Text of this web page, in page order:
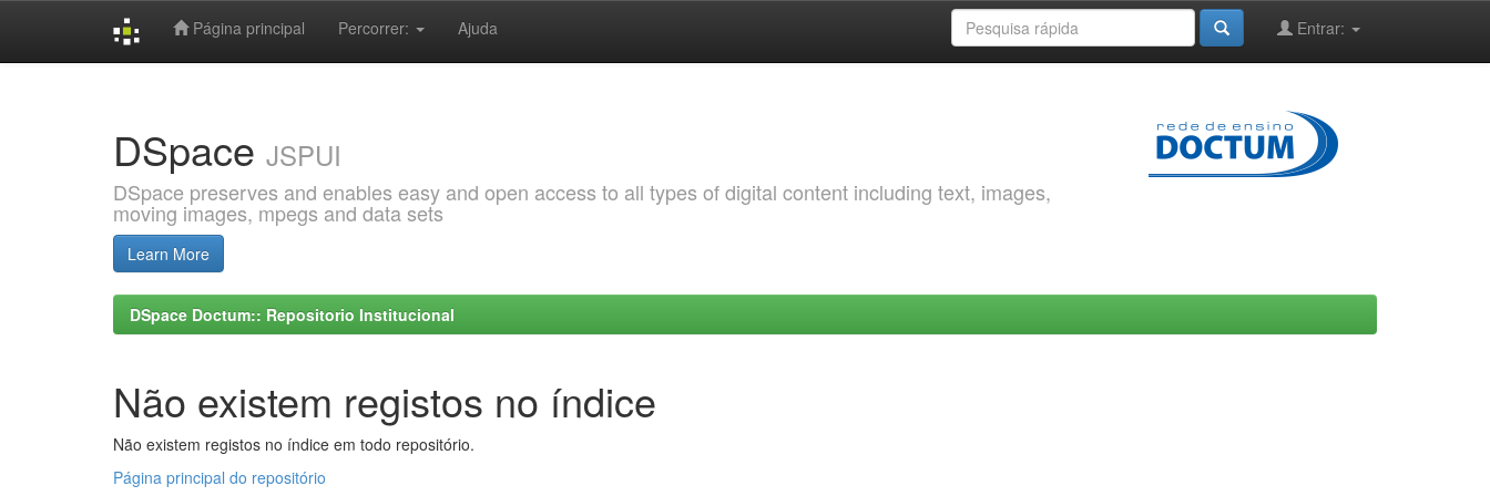
Página principal Percorrer: Ajuda Entrar:
DSpace JSPUI
DSpace preserves and enables easy and open access to all types of digital content including text, images,
moving images, mpegs and data sets
Learn More
DSpace Doctum:: Repositorio Institucional
Não existem registos no índice
Não existem registos no índice em todo repositório.
Página principal do repositório